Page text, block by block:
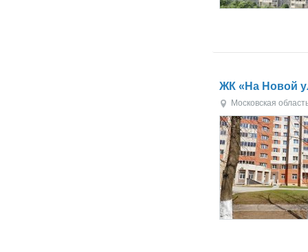
ЖК «На Новой
Московская